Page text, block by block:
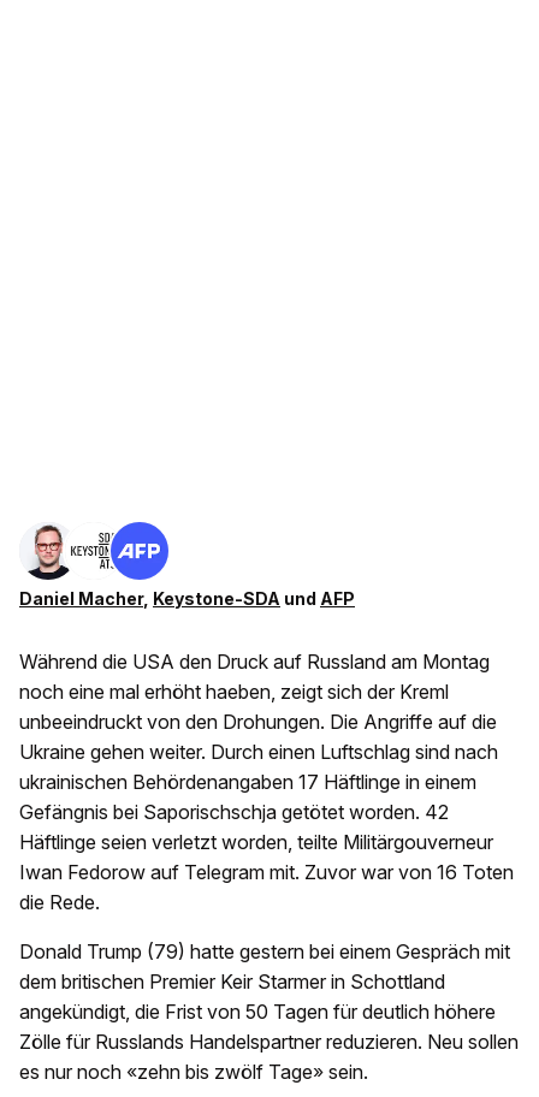
Daniel Macher, Keystone-SDA und AFP
Während die USA den Druck auf Russland am Montag
noch eine mal erhöht haeben, zeigt sich der Kreml
unbeeindruckt von den Drohungen. Die Angriffe auf die
Ukraine gehen weiter. Durch einen Luftschlag sind nach
ukrainischen Behördenangaben 17 Häftlinge in einem
Gefängnis bei Saporischschja getötet worden. 42
Häftlinge seien verletzt worden, teilte Militärgouverneur
Iwan Fedorow auf Telegram mit. Zuvor war von 16 Toten
die Rede.
Donald Trump (79) hatte gestern bei einem Gespräch mit
dem britischen Premier Keir Starmer in Schottland
angekündigt, die Frist von 50 Tagen für deutlich höhere
Zölle für Russlands Handelspartner reduzieren. Neu sollen
es nur noch «zehn bis zwölf Tage» sein.